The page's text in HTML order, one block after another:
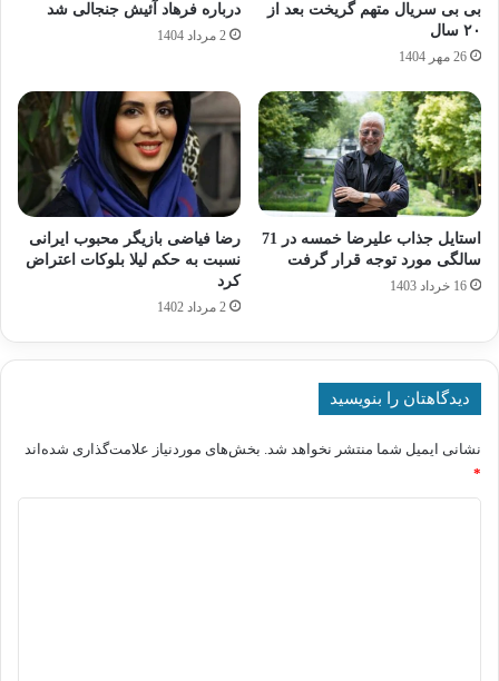
بی‌ بی سریال متهم گریخت بعد از
۲۰ سال
26 مهر 1404
درباره فرهاد آئیش جنجالی شد
2 مرداد 1404
استایل جذاب علیرضا خمسه در 71
سالگی مورد توجه قرار گرفت
16 خرداد 1403
رضا فیاضی بازیگر محبوب ایرانی
نسبت به حکم لیلا بلوکات اعتراض
کرد
2 مرداد 1402
دیدگاهتان را بنویسید
نشانی ایمیل شما منتشر نخواهد شد. بخش‌های موردنیاز علامت‌گذاری شده‌اند
*